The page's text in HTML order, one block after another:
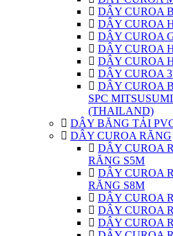
DÂY CUROA
DÂY CUROA
DÂY CUROA
DÂY CUROA
DÂY CUROA
DÂY CUROA
DÂY CUROA
SPC
(THAILAND)
DÂY BĂNG TẢI
DÂY CUROA RĂNG
DÂY CUROA
RĂNG S5M
DÂY CUROA
RĂNG S8M
DÂY CUROA
DÂY CUROA
DÂY CUROA